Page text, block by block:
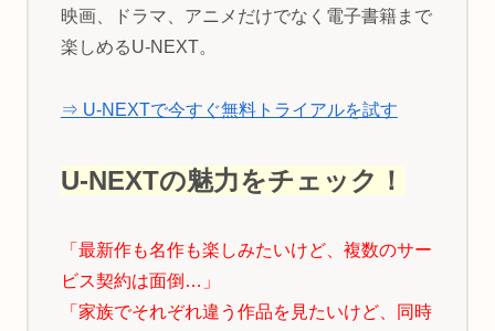
映画、ドラマ、アニメだけでなく電子書籍まで
楽しめるU-NEXT。
⇒ U-NEXTで今すぐ無料トライアルを試す
U-NEXTの魅力をチェック！
「最新作も名作も楽しみたいけど、複数のサー
ビス契約は面倒…」
「家族でそれぞれ違う作品を見たいけど、同時